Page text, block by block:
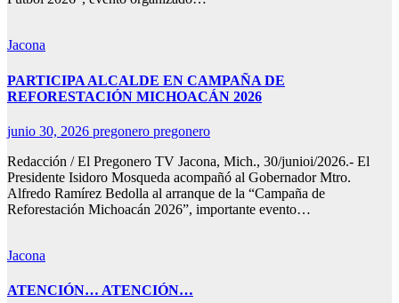
Jacona
PARTICIPA ALCALDE EN CAMPAÑA DE
REFORESTACIÓN MICHOACÁN 2026
junio 30, 2026 pregonero pregonero
Redacción / El Pregonero TV Jacona, Mich., 30/junioi/2026.- El
Presidente Isidoro Mosqueda acompañó al Gobernador Mtro.
Alfredo Ramírez Bedolla al arranque de la “Campaña de
Reforestación Michoacán 2026”, importante evento…
Jacona
ATENCIÓN… ATENCIÓN…